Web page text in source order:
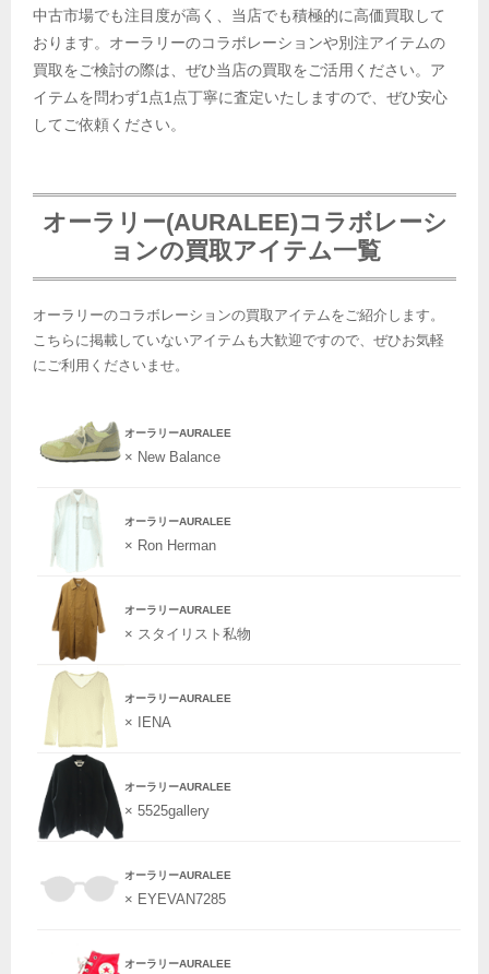
中古市場でも注目度が高く、当店でも積極的に高価買取して
おります。オーラリーのコラボレーションや別注アイテムの
買取をご検討の際は、ぜひ当店の買取をご活用ください。ア
イテムを問わず1点1点丁寧に査定いたしますので、ぜひ安心
してご依頼ください。
オーラリー(AURALEE)コラボレーシ
ョンの買取アイテム一覧
オーラリーのコラボレーションの買取アイテムをご紹介します。
こちらに掲載していないアイテムも大歓迎ですので、ぜひお気軽
にご利用くださいませ。
オーラリーAURALEE
× New Balance
オーラリーAURALEE
× Ron Herman
オーラリーAURALEE
× スタイリスト私物
オーラリーAURALEE
× IENA
オーラリーAURALEE
× 5525gallery
オーラリーAURALEE
× EYEVAN7285
オーラリーAURALEE